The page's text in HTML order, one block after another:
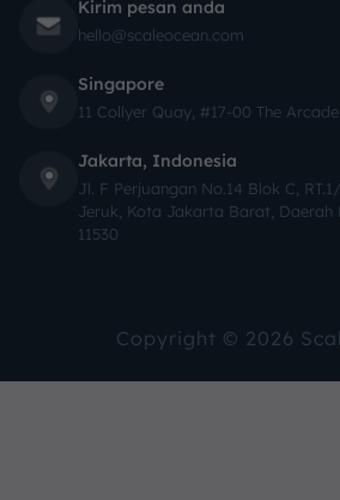
Kirim pesan anda
hello@scaleocean.com
Singapore
11 Collyer Quay, #17-00 The
Jakarta, Indonesia
Jl. F Perjuangan No.14 Blok C,
Jeruk, Kota Jakarta Barat,
11530
Copyright © 2026